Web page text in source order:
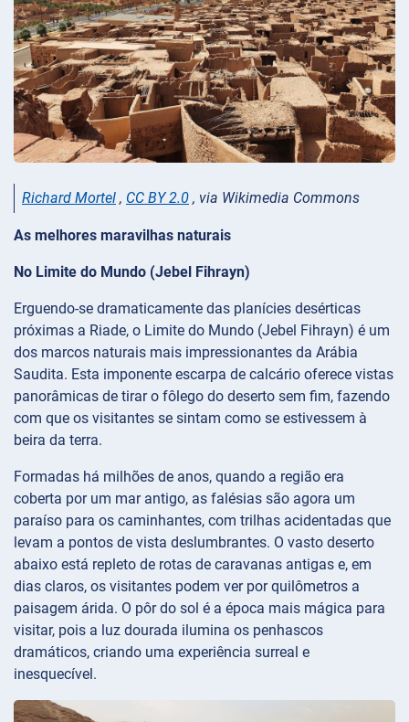
Richard Mortel , CC BY 2.0 , via Wikimedia Commons
As melhores maravilhas naturais
No Limite do Mundo (Jebel Fihrayn)
Erguendo-se dramaticamente das planícies desérticas
próximas a Riade, o Limite do Mundo (Jebel Fihrayn) é um
dos marcos naturais mais impressionantes da Arábia
Saudita. Esta imponente escarpa de calcário oferece vistas
panorâmicas de tirar o fôlego do deserto sem fim, fazendo
com que os visitantes se sintam como se estivessem à
beira da terra.
Formadas há milhões de anos, quando a região era
coberta por um mar antigo, as falésias são agora um
paraíso para os caminhantes, com trilhas acidentadas que
levam a pontos de vista deslumbrantes. O vasto deserto
abaixo está repleto de rotas de caravanas antigas e, em
dias claros, os visitantes podem ver por quilômetros a
paisagem árida. O pôr do sol é a época mais mágica para
visitar, pois a luz dourada ilumina os penhascos
dramáticos, criando uma experiência surreal e
inesquecível.